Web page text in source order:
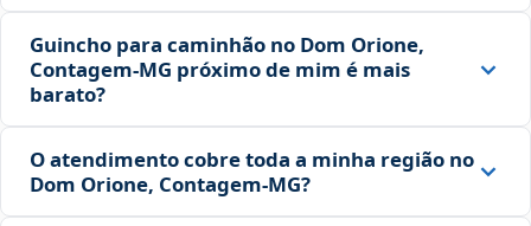
Guincho para caminhão no Dom Orione,
Contagem‑MG próximo de mim é mais
barato?
O atendimento cobre toda a minha região no
Dom Orione, Contagem‑MG?